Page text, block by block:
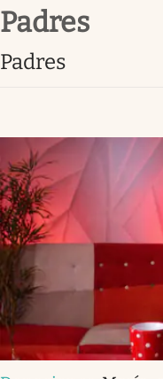
España
padres
padres